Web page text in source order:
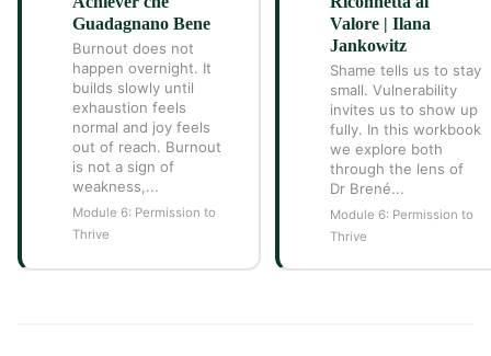
Guadagnano Bene
Burnout does not
happen overnight. It
builds slowly until
exhaustion feels
normal and joy feels
out of reach. Burnout
is not a sign of
weakness,...
Module 6: Permission to
Thrive
Valore | Ilana
Jankowitz
Shame tells us to stay
small. Vulnerability
invites us to show up
fully. In this workbook
we explore both
through the lens of
Dr Brené...
Module 6: Permission to
Thrive